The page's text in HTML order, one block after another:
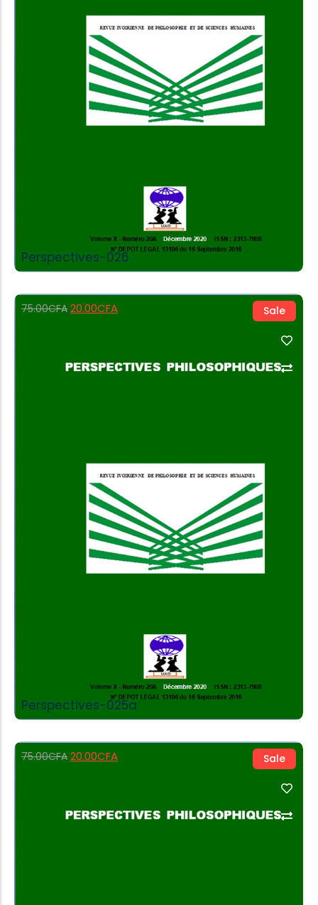
Perspectives-026
Add to Cart
Sale
75.00CFA 20.00CFA
Perspectives-025a
Add to Cart
Sale
75.00CFA 20.00CFA